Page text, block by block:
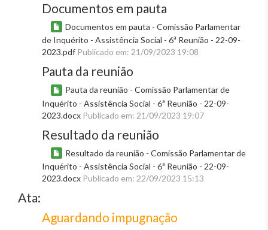
Documentos em pauta
Documentos em pauta - Comissão Parlamentar
de Inquérito - Assistência Social - 6ª Reunião - 22-09-
2023.pdf Publicado em: 21/09/2023 19:08
Pauta da reunião
Pauta da reunião - Comissão Parlamentar de
Inquérito - Assistência Social - 6ª Reunião - 22-09-
2023.docx Publicado em: 21/09/2023 19:07
Resultado da reunião
Resultado da reunião - Comissão Parlamentar de
Inquérito - Assistência Social - 6ª Reunião - 22-09-
2023.docx Publicado em: 22/09/2023 15:13
Ata:
Aguardando impugnação